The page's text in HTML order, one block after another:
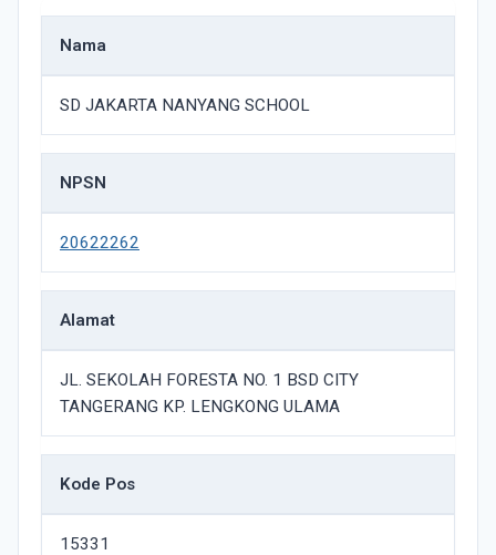
Nama
SD JAKARTA NANYANG SCHOOL
NPSN
20622262
Alamat
JL. SEKOLAH FORESTA NO. 1 BSD CITY
TANGERANG KP. LENGKONG ULAMA
Kode Pos
15331